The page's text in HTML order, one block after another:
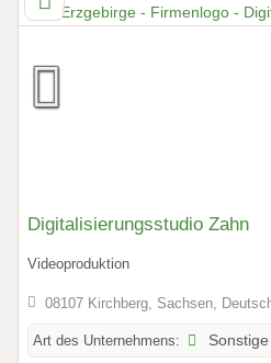
Digitalisierungsstudio Zahn
Videoproduktion
08107 Kirchberg, Sachsen,
Art des Unternehmens: